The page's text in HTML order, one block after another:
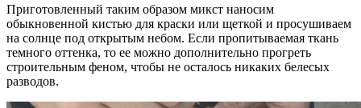
Приготовленный таким образом микст наносим
обыкновенной кистью для краски или щеткой и просушиваем
на солнце под открытым небом. Если пропитываемая ткань
темного оттенка, то ее можно дополнительно прогреть
строительным феном, чтобы не осталось никаких белесых
разводов.